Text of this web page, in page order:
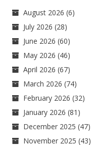
August 2026 (6)
July 2026 (28)
June 2026 (60)
May 2026 (46)
April 2026 (67)
March 2026 (74)
February 2026 (32)
January 2026 (81)
December 2025 (47)
November 2025 (43)